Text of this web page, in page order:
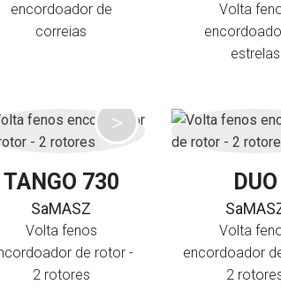
encordoador de
correias
Volta
estrelas
TANGO 730
SaMASZ
Volta fenos
de rotor -
2 rotores
DUO
Volta
encordoador
2